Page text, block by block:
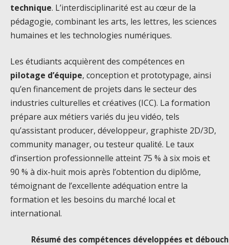
technique. L’interdisciplinarité est au cœur de la
pédagogie, combinant les arts, les lettres, les sciences
humaines et les technologies numériques.
Les étudiants acquièrent des compétences en
pilotage d’équipe, conception et prototypage, ainsi
qu’en financement de projets dans le secteur des
industries culturelles et créatives (ICC). La formation
prépare aux métiers variés du jeu vidéo, tels
qu’assistant producer, développeur, graphiste 2D/3D,
community manager, ou testeur qualité. Le taux
d’insertion professionnelle atteint 75 % à six mois et
90 % à dix-huit mois après l’obtention du diplôme,
témoignant de l’excellente adéquation entre la
formation et les besoins du marché local et
international.
Résumé des compétences développées et